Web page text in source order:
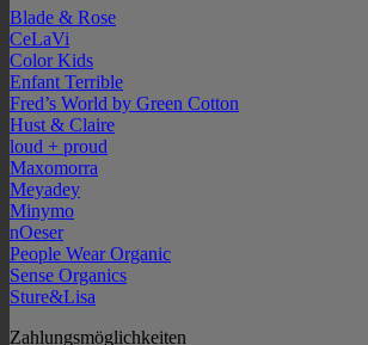
Blade & Rose
CeLaVi
Color Kids
Enfant Terrible
Fred’s World by Green Cotton
Hust & Claire
loud + proud
Maxomorra
Meyadey
Minymo
nOeser
People Wear Organic
Sense Organics
Sture&Lisa
Zahlungsmöglichkeiten